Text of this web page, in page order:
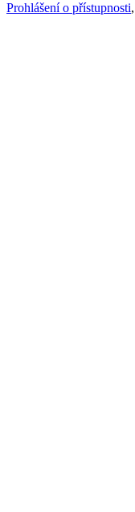
Prohlášení o přístupnosti,